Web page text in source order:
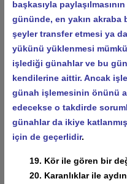
başkasıyla
gününde, en yakın
şeyler transfer etmesi ya
yükünü yüklenmesi
işlediği günahlar ve bu
kendilerine aittir. Ancak
günah işlemesinin önünü
edecekse o takdirde
günahlar da ikiye
için de geçerlidir.
19. Kör ile gören bir
20. Karanlıklar ile